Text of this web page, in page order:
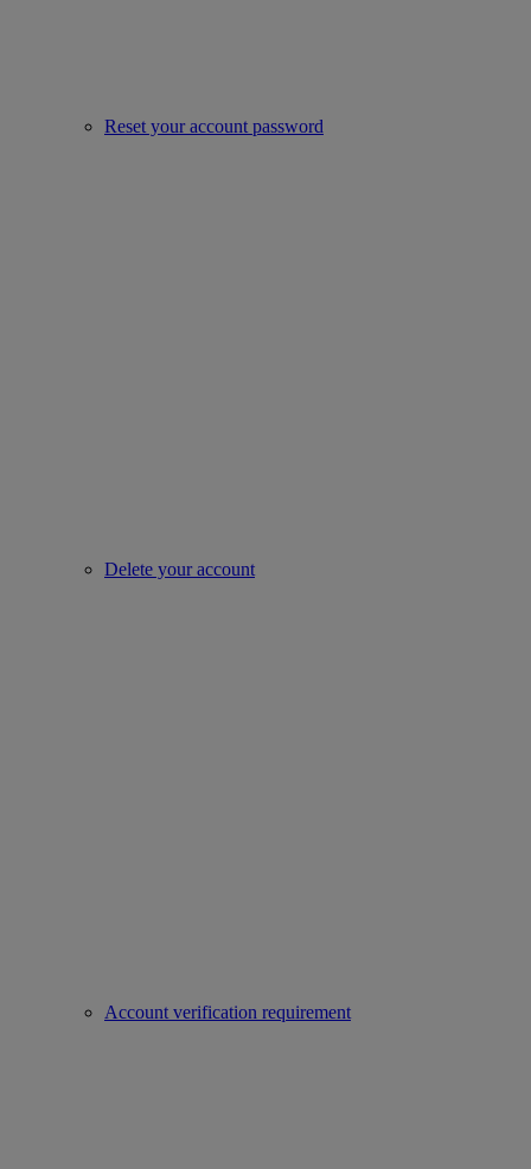
Reset your account password
Delete your account
Account verification requirement